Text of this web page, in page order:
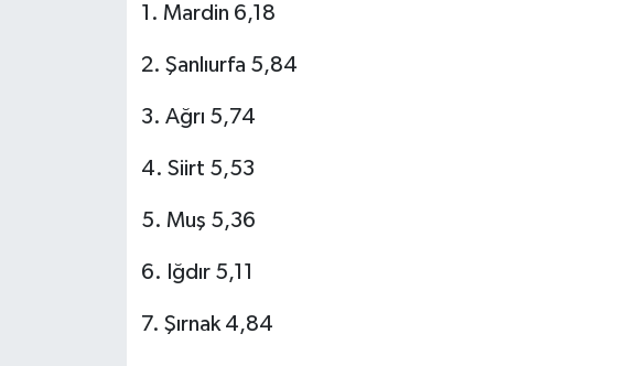
1. Mardin 6,18
2. Şanlıurfa 5,84
3. Ağrı 5,74
4. Siirt 5,53
5. Muş 5,36
6. Iğdır 5,11
7. Şırnak 4,84